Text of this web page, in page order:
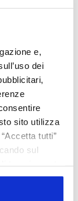
e,
dei
sito utilizza
tutti”
sul
la propria